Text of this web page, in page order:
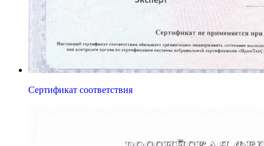
Сертификат соответствия